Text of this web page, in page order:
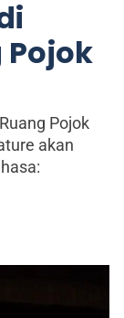
Pojok
akan